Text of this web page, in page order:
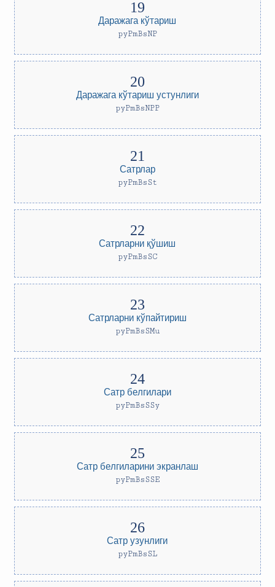
Даражага кўтариш
pyPmBsNP
Даражага кўтариш устунлиги
pyPmBsNPP
Сатрлар
pyPmBsSt
Сатрларни қўшиш
pyPmBsSC
Сатрларни кўпайтириш
pyPmBsSMu
Сатр белгилари
pyPmBsSSy
Сатр белгиларини экранлаш
pyPmBsSSE
Сатр узунлиги
pyPmBsSL